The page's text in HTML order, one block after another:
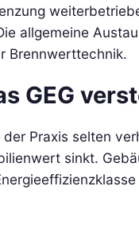
allgemeine
Brennwerttechnik.
GEG
Praxis selten
sinkt.